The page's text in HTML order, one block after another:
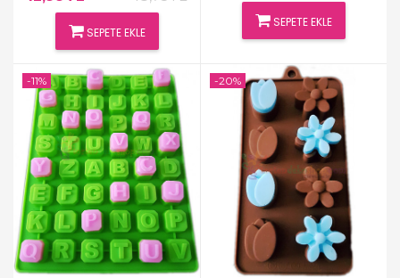
SEPETE EKLE
SEPETE EKLE
-11% -20%